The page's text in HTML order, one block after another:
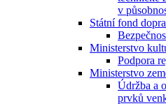
v
Státní fond
Ministerstvo
Podpora
Ministerstvo
Údržba a
prvků